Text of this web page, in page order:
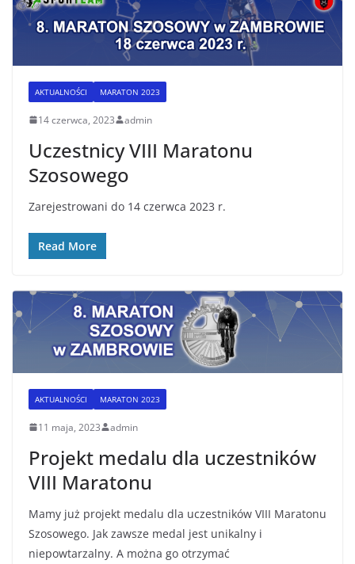
AKTUALNOŚCI MARATON 2023
14 czerwca, 2023 admin
Uczestnicy VIII Maratonu
Szosowego
Zarejestrowani do 14 czerwca 2023 r.
Read More
AKTUALNOŚCI MARATON 2023
11 maja, 2023 admin
Projekt medalu dla uczestników
VIII Maratonu
Mamy już projekt medalu dla uczestników VIII Maratonu
Szosowego. Jak zawsze medal jest unikalny i
niepowtarzalny. A można go otrzymać